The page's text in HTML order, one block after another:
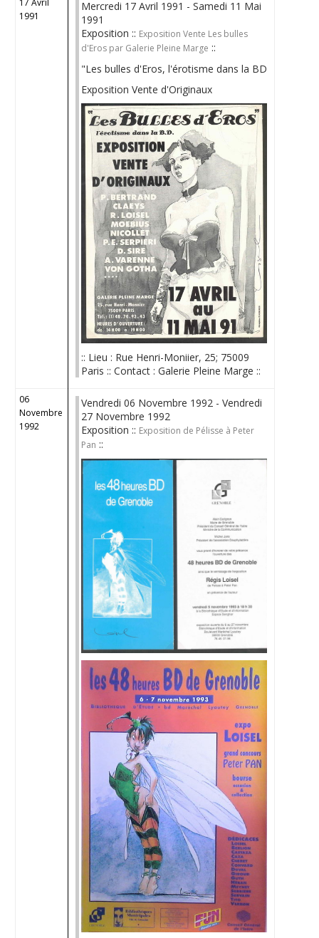
17 Avril
1991
Mercredi 17 Avril 1991 - Samedi 11 Mai
1991
Exposition :: Exposition Vente Les bulles
d'Eros par Galerie Pleine Marge ::
"Les bulles d'Eros, l'érotisme dans la BD
Exposition Vente d'Originaux
:: Lieu : Rue Henri-Moniier, 25; 75009
Paris :: Contact : Galerie Pleine Marge ::
06
Novembre
1992
Vendredi 06 Novembre 1992 - Vendredi
27 Novembre 1992
Exposition :: Exposition de Pélisse à Peter
Pan ::